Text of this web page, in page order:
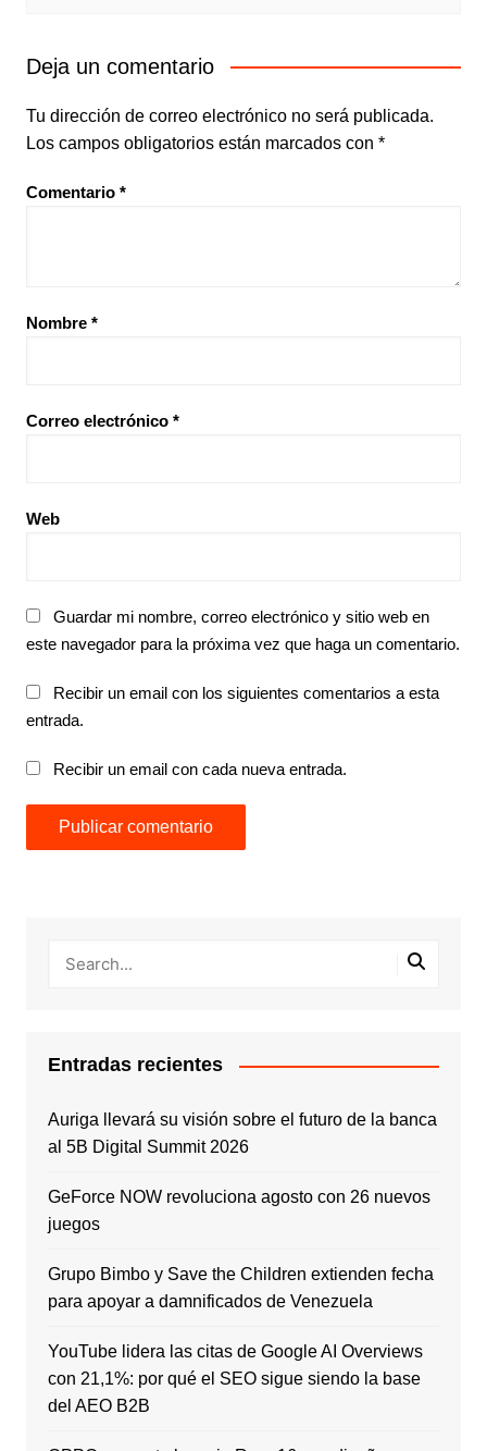
Deja un comentario
Tu dirección de correo electrónico no será publicada.
Los campos obligatorios están marcados con *
Comentario *
Nombre *
Correo electrónico *
Web
Guardar mi nombre, correo electrónico y sitio web en
este navegador para la próxima vez que haga un comentario.
Recibir un email con los siguientes comentarios a esta
entrada.
Recibir un email con cada nueva entrada.
Entradas recientes
Auriga llevará su visión sobre el futuro de la banca
al 5B Digital Summit 2026
GeForce NOW revoluciona agosto con 26 nuevos
juegos
Grupo Bimbo y Save the Children extienden fecha
para apoyar a damnificados de Venezuela
YouTube lidera las citas de Google AI Overviews
con 21,1%: por qué el SEO sigue siendo la base
del AEO B2B